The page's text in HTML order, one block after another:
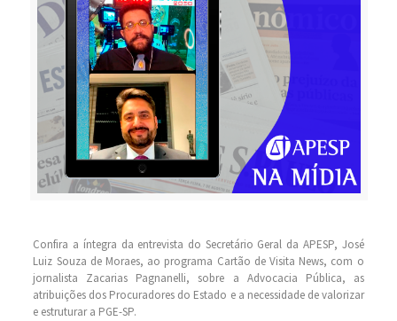
Confira a íntegra da entrevista do Secretário Geral da APESP, José
Luiz Souza de Moraes, ao programa Cartão de Visita News, com o
jornalista Zacarias Pagnanelli, sobre a Advocacia Pública, as
atribuições dos Procuradores do Estado e a necessidade de valorizar
e estruturar a PGE-SP.